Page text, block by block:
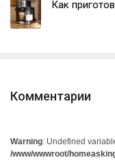
Как
Комментарии
Warning: Undefined
/www/wwwroot/